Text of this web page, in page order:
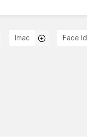
Imac Face Id